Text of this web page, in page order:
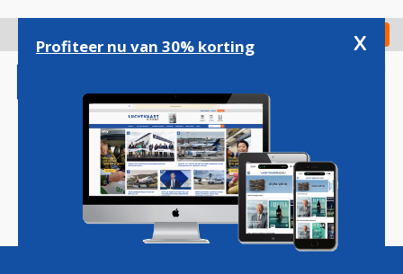
gaan
Check in
Magazine Podcasts Vacatures
Profiteer nu van 30% korting x